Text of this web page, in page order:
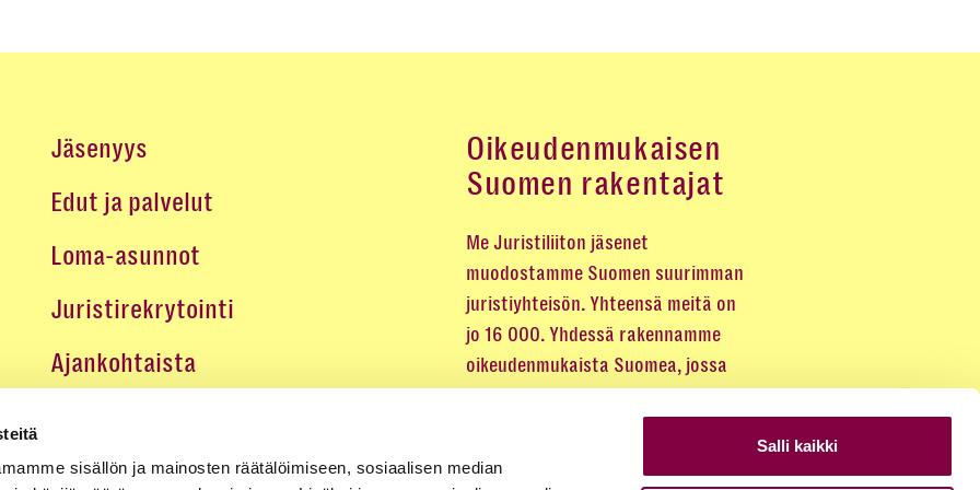
sisällön ja mainosten räätälöimiseen, sosiaalisen median
Salli kaikki
Jäsenyys
Edut ja palvelut
Loma-asunnot
Juristirekrytointi
Ajankohtaista
Koulutukset ja tapahtumat
Oikeudenmukaisen
Suomen rakentajat
Me Juristiliiton jäsenet
muodostamme Suomen suurimman
juristiyhteisön. Yhteensä meitä on
jo 16 000. Yhdessä rakennamme
oikeudenmukaista Suomea, jossa